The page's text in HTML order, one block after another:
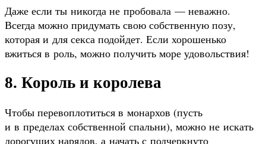
Даже если ты никогда не пробовала — неважно.
Всегда можно придумать свою собственную позу,
которая и для секса подойдет. Если хорошенько
вжиться в роль, можно получить море удовольствия!
8. Король и королева
Чтобы перевоплотиться в монархов (пусть
и в пределах собственной спальни), можно не искать
дорогущих нарядов, а начать с подчеркнуто